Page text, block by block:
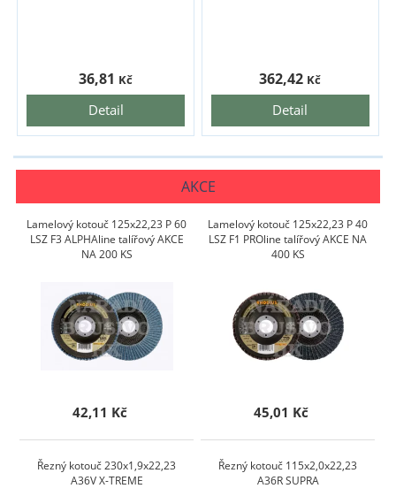
Detail
36,81 Kč
Detail
362,42 Kč
AKCE
Lamelový kotouč 125x22,23 P 60
LSZ F3 ALPHAline talířový AKCE
NA 200 KS
42,11 Kč
Lamelový kotouč 125x22,23 P 40
LSZ F1 PROline talířový AKCE NA
400 KS
45,01 Kč
Řezný kotouč 230x1,9x22,23
A36V X-TREME
Řezný kotouč 115x2,0x22,23
A36R SUPRA